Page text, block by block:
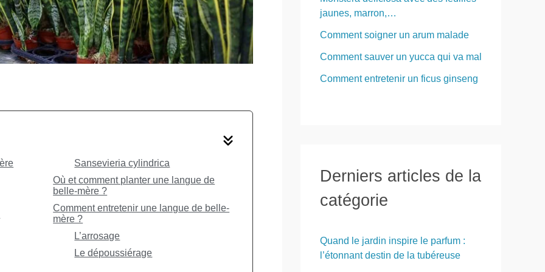
Sansevieria cylindrica
Où et comment planter une langue de
belle-mère ?
Comment entretenir une langue de belle-
mère ?
L’arrosage
Le dépoussiérage
jaunes, marron,…
Comment soigner un arum malade
Comment sauver un yucca qui va mal
Comment entretenir un ficus ginseng
Derniers articles de la
catégorie
Quand le jardin inspire le parfum :
l’étonnant destin de la tubéreuse